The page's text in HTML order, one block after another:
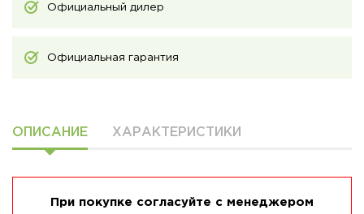
Официальный дилер
Официальная гарантия
ОПИСАНИЕ ХАРАКТЕРИСТИКИ
При покупке согласуйте с менеджером